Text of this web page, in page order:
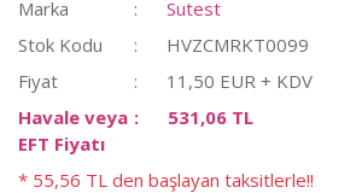
Marka
Sutest
Stok Kodu
HVZCMRKT0099
Fiyat
11,50 EUR + KDV
Havale veya
EFT Fiyatı
531,06 TL
* 55,56 TL den başlayan taksitlerle!!